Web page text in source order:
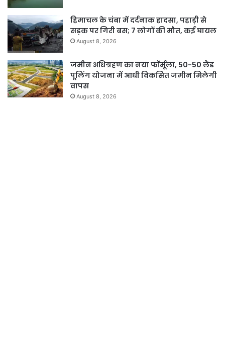
हिमाचल के चंबा में दर्दनाक हादसा, पहाड़ी से
सड़क पर गिरी बस; 7 लोगों की मौत, कई घायल
August 8, 2026
जमीन अधिग्रहण का नया फॉर्मूला, 50-50 लैंड
पूलिंग योजना में आधी विकसित जमीन मिलेगी
वापस
August 8, 2026